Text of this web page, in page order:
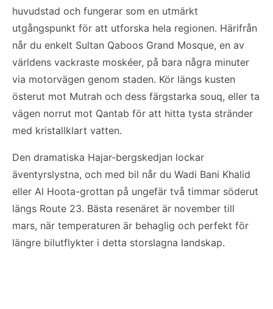
huvudstad och fungerar som en utmärkt
utgångspunkt för att utforska hela regionen. Härifrån
når du enkelt Sultan Qaboos Grand Mosque, en av
världens vackraste moskéer, på bara några minuter
via motorvägen genom staden. Kör längs kusten
österut mot Mutrah och dess färgstarka souq, eller ta
vägen norrut mot Qantab för att hitta tysta stränder
med kristallklart vatten.
Den dramatiska Hajar-bergskedjan lockar
äventyrslystna, och med bil når du Wadi Bani Khalid
eller Al Hoota-grottan på ungefär två timmar söderut
längs Route 23. Bästa resenäret är november till
mars, när temperaturen är behaglig och perfekt för
längre bilutflykter i detta storslagna landskap.